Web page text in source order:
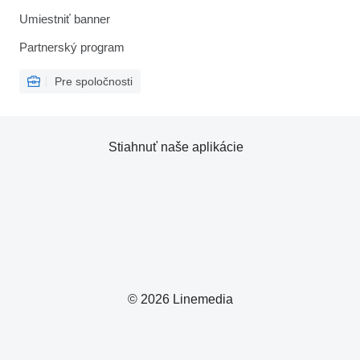
Umiestniť banner
Partnerský program
Pre spoločnosti
© 2026 Linemedia
Stiahnuť naše aplikácie